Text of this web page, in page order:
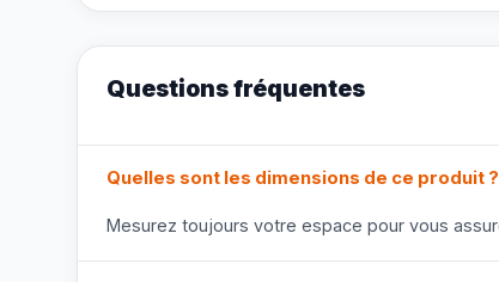
Questions fréquentes
Quelles sont les dimensions de ce produit ?
Mesurez toujours votre espace pour vous